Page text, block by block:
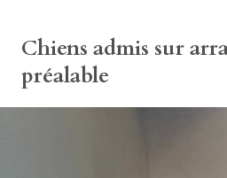
Chiens admis sur
préalable